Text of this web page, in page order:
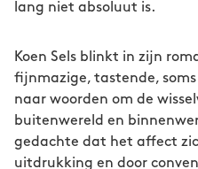
lang niet absoluut is.
Koen Sels blinkt in zijn
fijnmazige, tastende,
naar woorden om de
buitenwereld en
gedachte dat het affect
uitdrukking en door